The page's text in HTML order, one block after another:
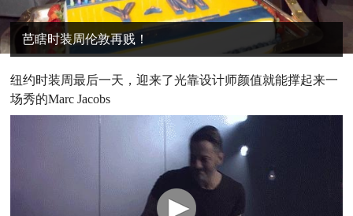
芭瞎时装周伦敦再贱！
纽约时装周最后一天，迎来了光靠设计师颜值就能撑起来一
场秀的Marc Jacobs